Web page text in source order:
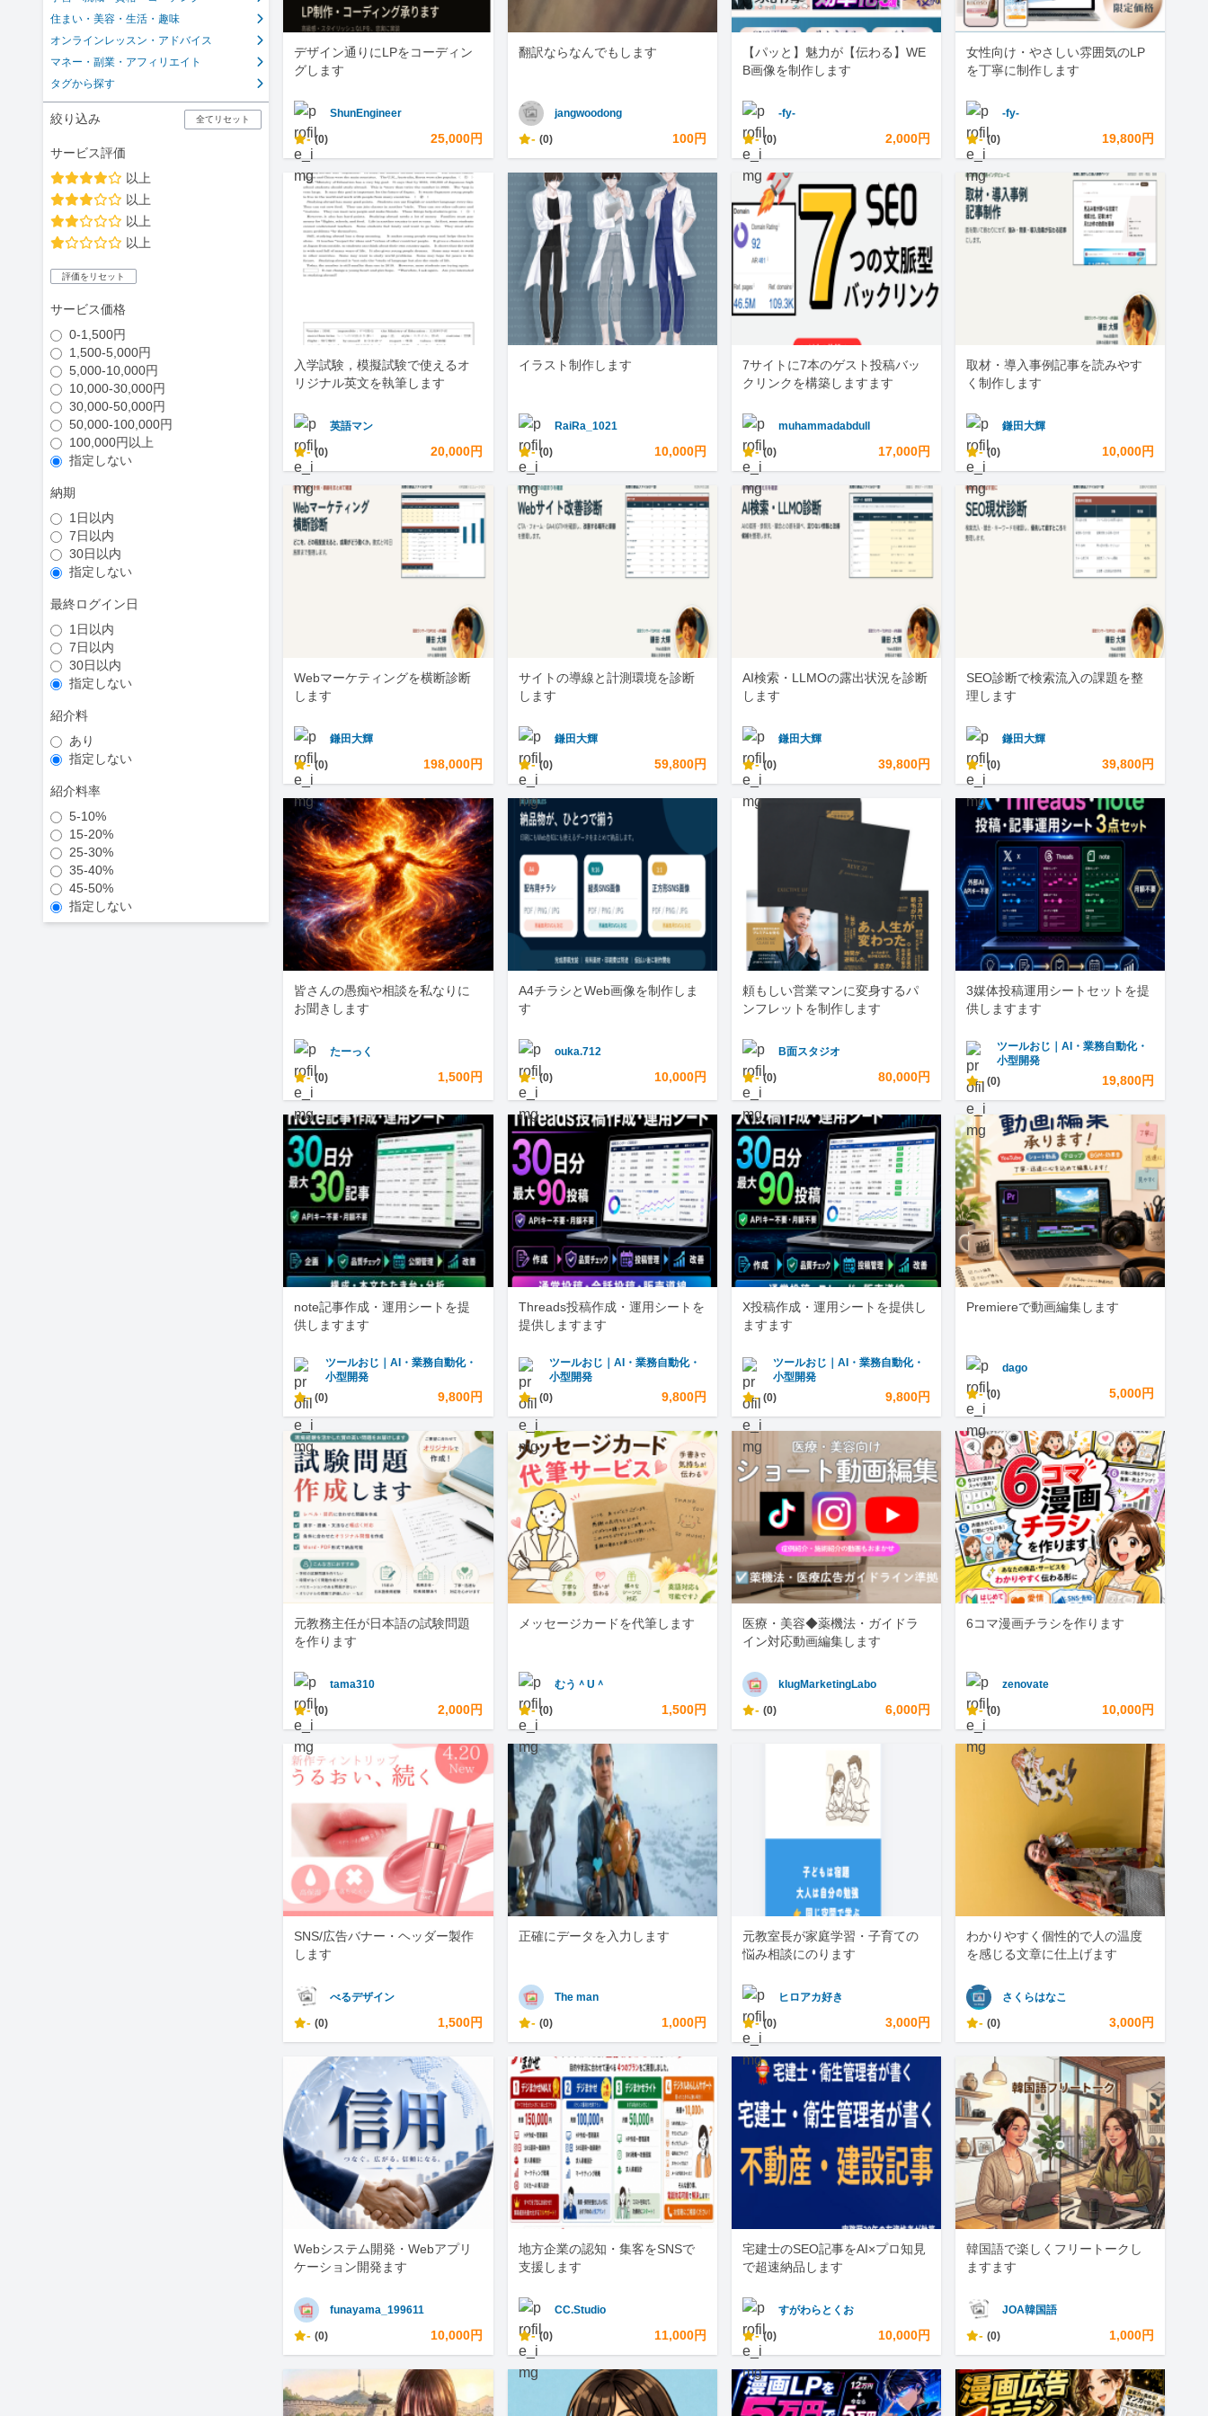
住まい・美容・生活・趣味
オンラインレッスン・アドバイス
マネー・副業・アフィリエイト
タグから探す
絞り込み 全てリセット
サービス評価
以上
以上
以上
以上
評価をリセット
サービス価格
0-1,500円
1,500-5,000円
5,000-10,000円
10,000-30,000円
30,000-50,000円
50,000-100,000円
100,000円以上
指定しない
納期
1日以内
7日以内
30日以内
指定しない
最終ログイン日
1日以内
7日以内
30日以内
指定しない
紹介料
あり
指定しない
紹介料率
5-10%
15-20%
25-30%
35-40%
45-50%
指定しない
デザイン通りにLPをコーディン
グします
ShunEngineer
- (0) 25,000円
翻訳ならなんでもします
jangwoodong
- (0) 100円
【パッと】魅力が【伝わる】WE
B画像を制作します
-fy-
- (0) 2,000円
女性向け・やさしい雰囲気のLP
を丁寧に制作します
-fy-
- (0) 19,800円
入学試験，模擬試験で使えるオ
リジナル英文を執筆します
英語マン
- (0) 20,000円
イラスト制作します
RaiRa_1021
- (0) 10,000円
7サイトに7本のゲスト投稿バッ
クリンクを構築しますます
muhammadabdull
- (0) 17,000円
取材・導入事例記事を読みやす
く制作します
鎌田大輝
- (0) 10,000円
Webマーケティングを横断診断
します
鎌田大輝
- (0) 198,000円
サイトの導線と計測環境を診断
します
鎌田大輝
- (0) 59,800円
AI検索・LLMOの露出状況を診断
します
鎌田大輝
- (0) 39,800円
SEO診断で検索流入の課題を整
理します
鎌田大輝
- (0) 39,800円
皆さんの愚痴や相談を私なりに
お聞きします
たーっく
- (0) 1,500円
A4チラシとWeb画像を制作しま
す
ouka.712
- (0) 10,000円
頼もしい営業マンに変身するパ
ンフレットを制作します
B面スタジオ
- (0) 80,000円
3媒体投稿運用シートセットを提
供しますます
ツールおじ｜AI・業務自動化・
小型開発
- (0) 19,800円
note記事作成・運用シートを提
供しますます
ツールおじ｜AI・業務自動化・
小型開発
- (0) 9,800円
Threads投稿作成・運用シートを
提供しますます
ツールおじ｜AI・業務自動化・
小型開発
- (0) 9,800円
X投稿作成・運用シートを提供し
ますます
ツールおじ｜AI・業務自動化・
小型開発
- (0) 9,800円
Premiereで動画編集します
dago
- (0) 5,000円
元教務主任が日本語の試験問題
を作ります
tama310
- (0) 2,000円
メッセージカードを代筆します
むう＾U＾
- (0) 1,500円
医療・美容◆薬機法・ガイドラ
イン対応動画編集します
klugMarketingLabo
- (0) 6,000円
6コマ漫画チラシを作ります
zenovate
- (0) 10,000円
SNS/広告バナー・ヘッダー製作
します
べるデザイン
- (0) 1,500円
正確にデータを入力します
The man
- (0) 1,000円
元教室長が家庭学習・子育ての
悩み相談にのります
ヒロアカ好き
- (0) 3,000円
わかりやすく個性的で人の温度
を感じる文章に仕上げます
さくらはなこ
- (0) 3,000円
Webシステム開発・Webアプリ
ケーション開発ます
funayama_199611
- (0) 10,000円
地方企業の認知・集客をSNSで
支援します
CC.Studio
- (0) 11,000円
宅建士のSEO記事をAI×プロ知見
で超速納品します
すがわらとくお
- (0) 10,000円
韓国語で楽しくフリートークし
ますます
JOA韓国語
- (0) 1,000円